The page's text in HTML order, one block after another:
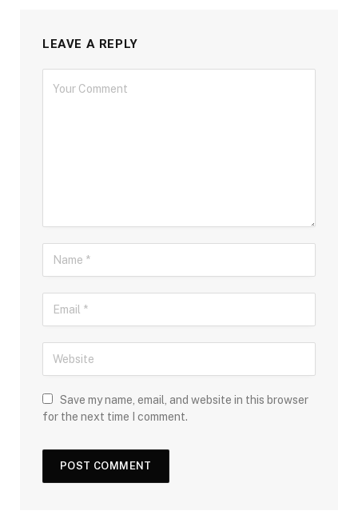
LEAVE A REPLY
Save my name, email, and website in this browser
for the next time I comment.